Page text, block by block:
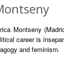
Montseny
career is
and feminism.